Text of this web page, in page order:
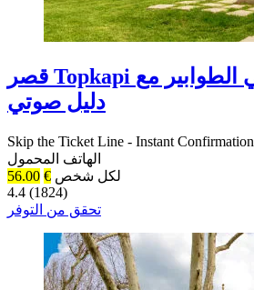
قصر Topkapi وتذاكر تخطي الطوابير مع
دليل صوتي
Skip the Ticket Line - Instant Confirmation
الهاتف المحمول
لكل شخص €
56.00
4.4 (1824)
تحقق من التوفر